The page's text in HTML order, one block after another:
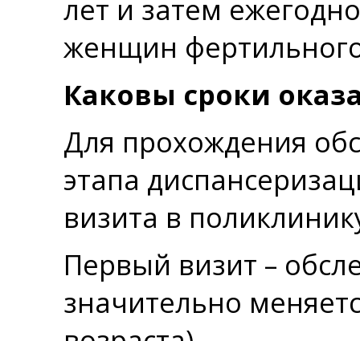
лет и затем
женщин
Каковы сроки
Для прохождения
этапа
визита в
Первый визит –
значительно